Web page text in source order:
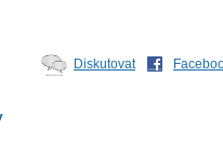
Diskutovat